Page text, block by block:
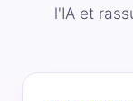
l'IA et